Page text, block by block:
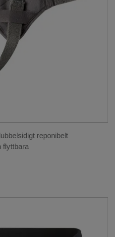
reponibelt
flyttbara